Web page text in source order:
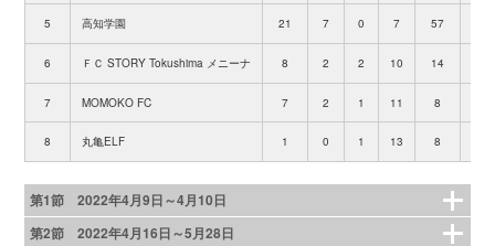
5 高知学園 21 7 0 7 57
6 ＦＣ STORY Tokushima メニーナ 8 2 2 10 14
7 MOMOKO FC 7 2 1 11 8
8 丸亀ELF 1 0 1 13 8
第1節 2022年4月9日～4月10日
第2節 2022年4月16日～5月28日